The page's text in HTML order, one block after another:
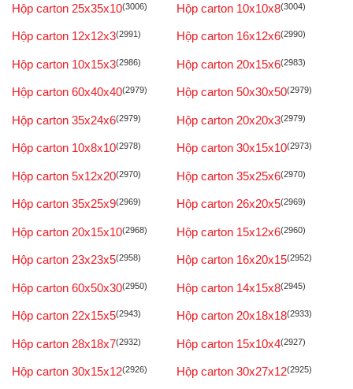
Hộp carton 25x35x10(3006) Hộp carton 10x10x8(3004)
Hộp carton 12x12x3(2991) Hộp carton 16x12x6(2990)
Hộp carton 10x15x3(2986) Hộp carton 20x15x6(2983)
Hộp carton 60x40x40(2979) Hộp carton 50x30x50(2979)
Hộp carton 35x24x6(2979) Hộp carton 20x20x3(2979)
Hộp carton 10x8x10(2978) Hộp carton 30x15x10(2973)
Hộp carton 5x12x20(2970) Hộp carton 35x25x6(2970)
Hộp carton 35x25x9(2969) Hộp carton 26x20x5(2969)
Hộp carton 20x15x10(2968) Hộp carton 15x12x6(2960)
Hộp carton 23x23x5(2958) Hộp carton 16x20x15(2952)
Hộp carton 60x50x30(2950) Hộp carton 14x15x8(2945)
Hộp carton 22x15x5(2943) Hộp carton 20x18x18(2933)
Hộp carton 28x18x7(2932) Hộp carton 15x10x4(2927)
Hộp carton 30x15x12(2926) Hộp carton 30x27x12(2925)